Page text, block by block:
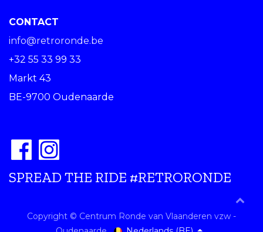
CONTACT
info@retroronde.be
+32 55 33 99 33
Markt 43
BE-9700 Oudenaarde
SPREAD THE RIDE #RETRORONDE
Copyright © Centrum Ronde van Vlaanderen vzw -